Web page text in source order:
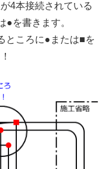
4本接続されている
●を書きます。
ところに●または■を